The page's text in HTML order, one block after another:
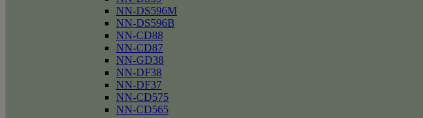
NN-DS596M
NN-DS596B
NN-CD88
NN-CD87
NN-GD38
NN-DF38
NN-DF37
NN-CD575
NN-CD565